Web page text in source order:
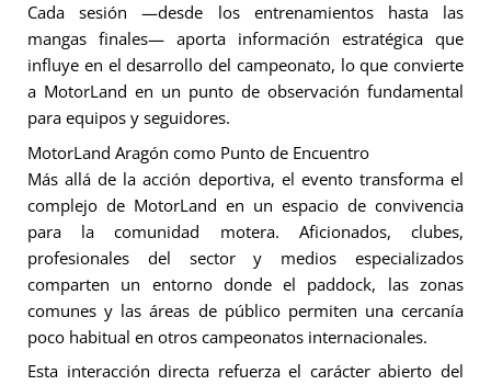
Cada sesión —desde los entrenamientos hasta las
mangas finales— aporta información estratégica que
influye en el desarrollo del campeonato, lo que convierte
a MotorLand en un punto de observación fundamental
para equipos y seguidores.
MotorLand Aragón como Punto de Encuentro
Más allá de la acción deportiva, el evento transforma el
complejo de MotorLand en un espacio de convivencia
para la comunidad motera. Aficionados, clubes,
profesionales del sector y medios especializados
comparten un entorno donde el paddock, las zonas
comunes y las áreas de público permiten una cercanía
poco habitual en otros campeonatos internacionales.
Esta interacción directa refuerza el carácter abierto del